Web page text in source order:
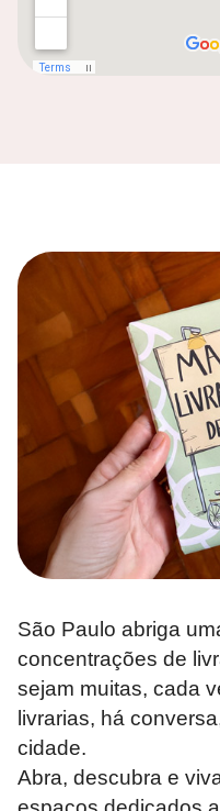
São Paulo abriga
concentrações de
sejam muitas, cada
livrarias, há
cidade.
Abra, descubra e